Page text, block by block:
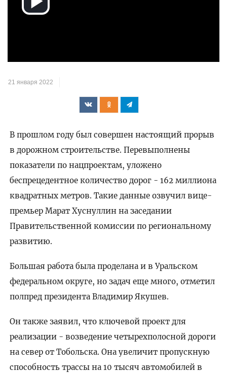
Воспроизвести
видео
21 января 2022
В прошлом году был совершен настоящий прорыв
в дорожном строительстве. Перевыполнены
показатели по нацпроектам, уложено
беспрецедентное количество дорог - 162 миллиона
квадратных метров. Такие данные озвучил вице-
премьер Марат Хуснуллин на заседании
Правительственной комиссии по региональному
развитию.
Большая работа была проделана и в Уральском
федеральном округе, но задач еще много, отметил
полпред президента Владимир Якушев.
Он также заявил, что ключевой проект для
реализации - возведение четырехполосной дороги
на север от Тобольска. Она увеличит пропускную
способность трассы на 10 тысяч автомобилей в